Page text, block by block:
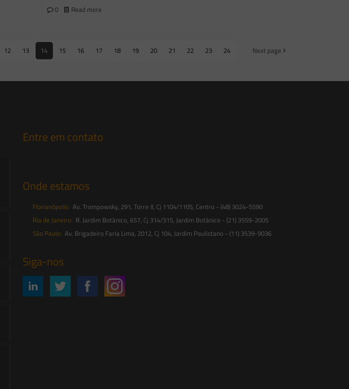
0 Read more
12 13 14 15 16 17 18 19 20 21 22 23 24 Next page
Entre em contato
Onde estamos
Florianópolis: Av. Trompowsky, 291, Torre II, Cj 1104/1105, Centro - (48) 3024-5590
Rio de Janeiro: R. Jardim Botânico, 657, Cj 314/315, Jardim Botânico - (21) 3559-2005
São Paulo: Av. Brigadeiro Faria Lima, 2012, Cj 104, Jardim Paulistano - (11) 3539-9036
Siga-nos